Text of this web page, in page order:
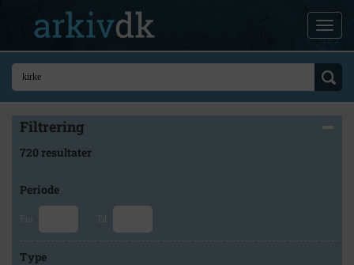
Filtrering
720 resultater
Periode
Fra Til
Type